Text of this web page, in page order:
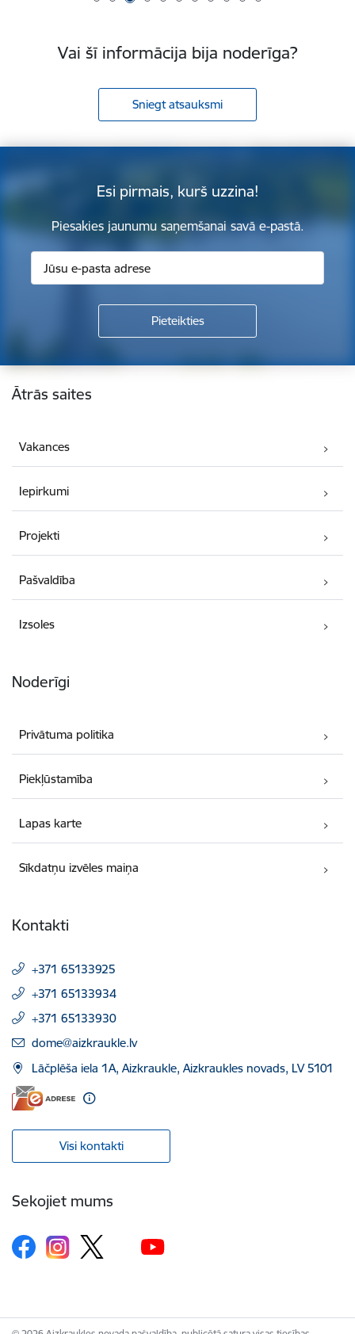
Vai šī informācija bija noderīga?
Sniegt atsauksmi
Esi pirmais, kurš uzzina!
Piesakies jaunumu saņemšanai savā e-pastā.
Kājene
Ātrās saites
Vakances
Iepirkumi
Projekti
Pašvaldība
Izsoles
Noderīgi
Privātuma politika
Piekļūstamība
Lapas karte
Sīkdatņu izvēles maiņa
Kontakti
+371 65133925
+371 65133934
+371 65133930
E-pasts:
dome@aizkraukle.lv
Lāčplēša iela 1A, Aizkraukle, Aizkraukles novads, LV 5101
Visi kontakti
Sekojiet mums